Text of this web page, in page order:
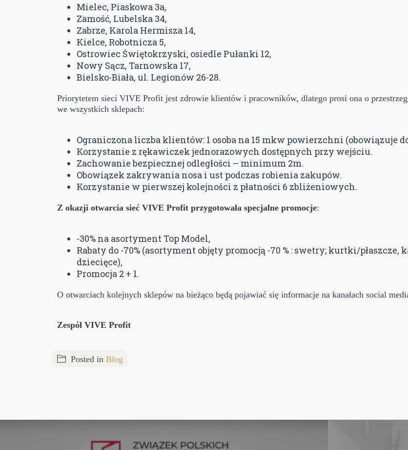
Mielec, Piaskowa 3a,
Zamość, Lubelska 34,
Zabrze, Karola Hermisza 14,
Kielce, Robotnicza 5,
Ostrowiec Świętokrzyski, osiedle Pułanki 12,
Nowy Sącz, Tarnowska 17,
Bielsko-Biała, ul. Legionów 26-28.
Priorytetem sieci VIVE Profit jest zdrowie klientów i pracowników, dlatego prosi ona o
we wszystkich sklepach:
Ograniczona liczba klientów: 1 osoba na 15 mkw powierzchni (obowiązuje do
Korzystanie z rękawiczek jednorazowych dostępnych przy wejściu.
Zachowanie bezpiecznej odległości – minimum 2m.
Obowiązek zakrywania nosa i ust podczas robienia zakupów.
Korzystanie w pierwszej kolejności z płatności 6 zbliżeniowych.
Z okazji otwarcia sieć VIVE Profit przygotowała specjalne promocje:
-30% na asortyment Top Model,
Rabaty do -70% (asortyment objęty promocją -70 % : swetry; kurtki/
dziecięce),
Promocja 2 + 1.
O otwarciach kolejnych sklepów na bieżąco będą pojawiać się informacje na kanałach social
Zespół VIVE Profit
Posted in Blog